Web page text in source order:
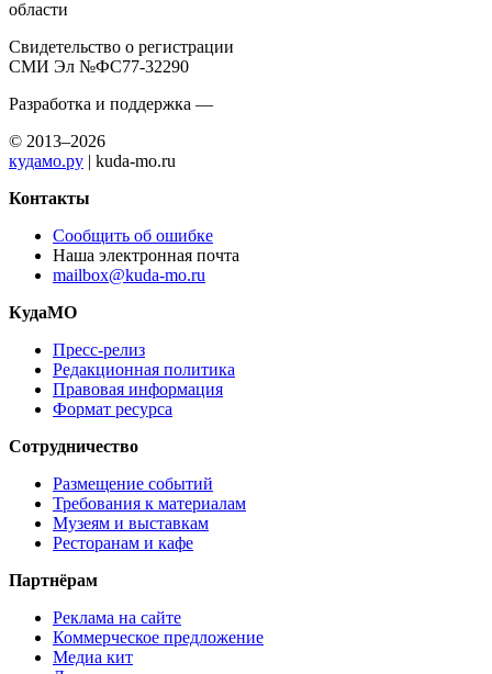
области
Свидетельство о регистрации
СМИ Эл №ФС77-32290
Разработка и поддержка —
© 2013–2026
кудамо.ру | kuda-mo.ru
Контакты
Сообщить об ошибке
Наша электронная почта
mailbox@kuda-mo.ru
КудаМО
Пресс-релиз
Редакционная политика
Правовая информация
Формат ресурса
Сотрудничество
Размещение событий
Требования к материалам
Музеям и выставкам
Ресторанам и кафе
Партнёрам
Реклама на сайте
Коммерческое предложение
Медиа кит